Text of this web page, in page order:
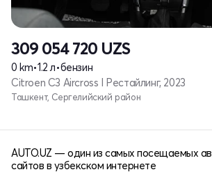
309 054 720 UZS
0 km•1.2 л•бензин
Citroen C3 Aircross I Рестайлинг, 2023
Ташкент, Сергелийский район
AUTO.UZ — один из самых посещаемых
сайтов в узбекском интернете